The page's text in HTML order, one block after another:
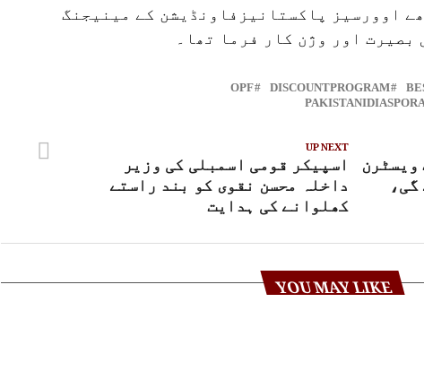
اوورسیز پاکستانیزفاونڈیشن کے مینیجنگ
بصیرت اور وژن کار فرما تھا۔
DISCOUNTPROGRAM
OPF
UP NEXT
اسپیکر قومی اسمبلی کی وزیر
داخلہ محسن نقوی کو بند راستے
کھلوانے کی ہدایت
ویسٹرن
YOU MAY LIKE